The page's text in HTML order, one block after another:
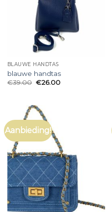
BLAUWE HANDTAS
blauwe handtas
€39.00 €26.00
Aanbieding!